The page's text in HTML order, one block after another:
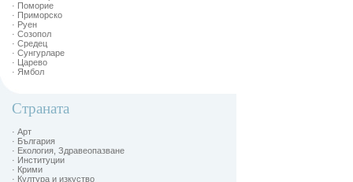
· Поморие
· Приморско
· Руен
· Созопол
· Средец
· Сунгурларе
· Царево
· Ямбол
Страната
· Арт
· България
· Екология, Здравеопазване
· Институции
· Крими
· Култура и изкуство